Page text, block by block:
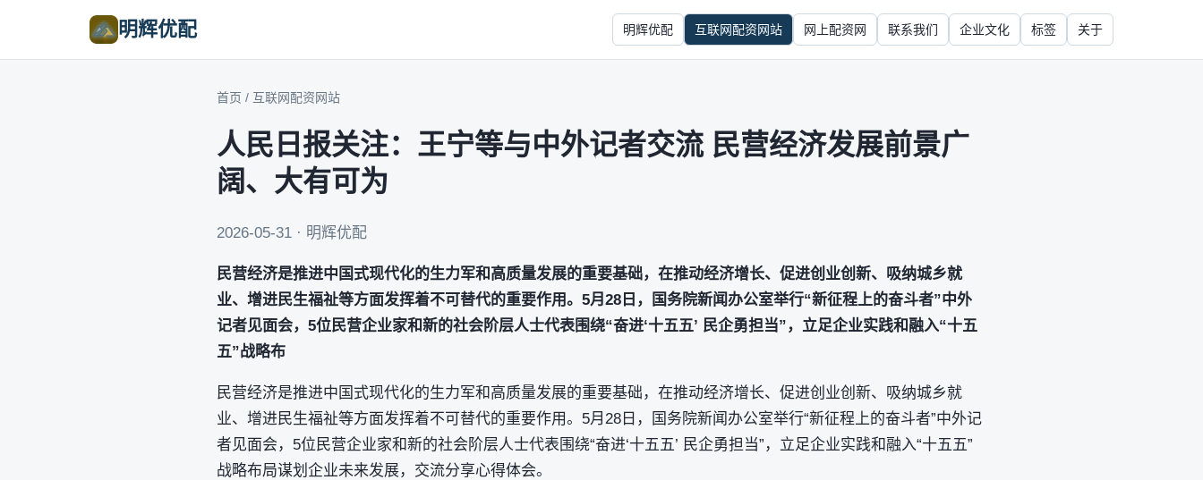
明辉优配 明辉优配 互联网配资网站 网上配资网 联系我们 企业文化 标签 关于
首页 / 互联网配资网站
人民日报关注：王宁等与中外记者交流 民营经济发展前景广
阔、大有可为
2026-05-31 · 明辉优配
民营经济是推进中国式现代化的生力军和高质量发展的重要基础，在推动经济增长、促进创业创新、吸纳城乡就
业、增进民生福祉等方面发挥着不可替代的重要作用。5月28日，国务院新闻办公室举行“新征程上的奋斗者”中外
记者见面会，5位民营企业家和新的社会阶层人士代表围绕“奋进‘十五五’ 民企勇担当”，立足企业实践和融入“十五
五”战略布
民营经济是推进中国式现代化的生力军和高质量发展的重要基础，在推动经济增长、促进创业创新、吸纳城乡就
业、增进民生福祉等方面发挥着不可替代的重要作用。5月28日，国务院新闻办公室举行“新征程上的奋斗者”中外记
者见面会，5位民营企业家和新的社会阶层人士代表围绕“奋进‘十五五’ 民企勇担当”，立足企业实践和融入“十五五”
战略布局谋划企业未来发展，交流分享心得体会。